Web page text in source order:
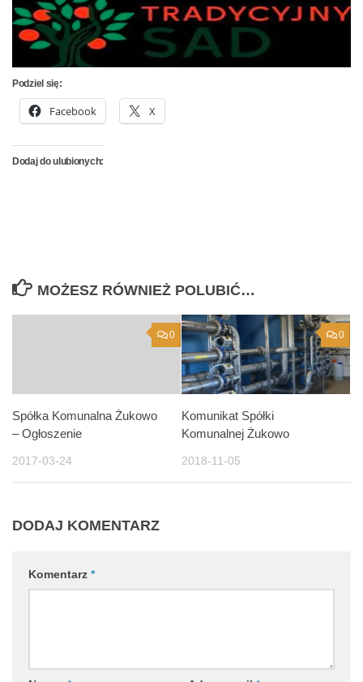
Podziel się:
Facebook X
Dodaj do ulubionych:
MOŻESZ RÓWNIEŻ POLUBIĆ…
0
Spółka Komunalna Żukowo
– Ogłoszenie
2017-03-24
0
Komunikat Spółki
Komunalnej Żukowo
2018-11-05
DODAJ KOMENTARZ
Komentarz *